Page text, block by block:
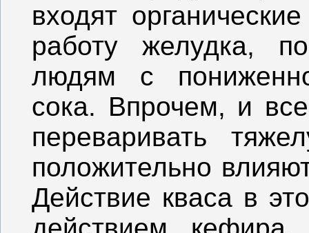
входят
работу желудка,
людям с
сока. Впрочем, и
переваривать
положительно
Действие кваса в